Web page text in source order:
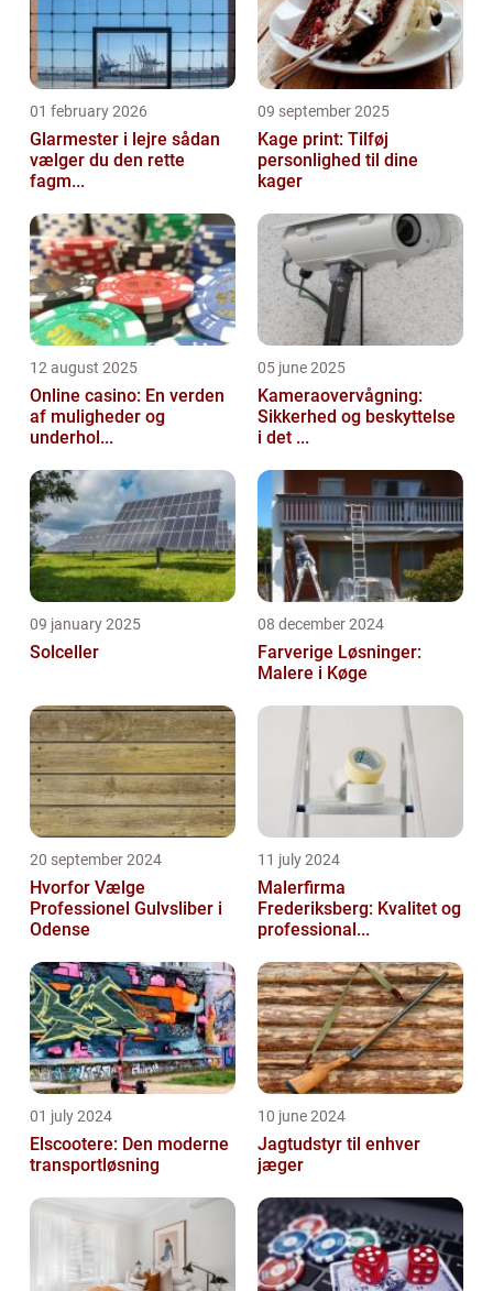
01 february 2026
Glarmester i lejre sådan
vælger du den rette
fagm...
09 september 2025
Kage print: Tilføj
personlighed til dine
kager
12 august 2025
Online casino: En verden
af muligheder og
underhol...
05 june 2025
Kameraovervågning:
Sikkerhed og beskyttelse
i det ...
09 january 2025
Solceller
08 december 2024
Farverige Løsninger:
Malere i Køge
20 september 2024
Hvorfor Vælge
Professionel Gulvsliber i
Odense
11 july 2024
Malerfirma
Frederiksberg: Kvalitet og
professional...
01 july 2024
Elscootere: Den moderne
transportløsning
10 june 2024
Jagtudstyr til enhver
jæger